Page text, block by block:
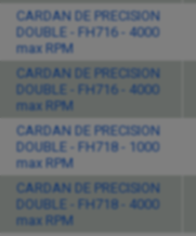
CARDAN DE PRECISION
DOUBLE - FH716 - 4000
max RPM
CARDAN DE PRECISION
DOUBLE - FH716 - 4000
max RPM
CARDAN DE PRECISION
DOUBLE - FH718 - 1000
max RPM
CARDAN DE PRECISION
DOUBLE - FH718 - 4000
max RPM